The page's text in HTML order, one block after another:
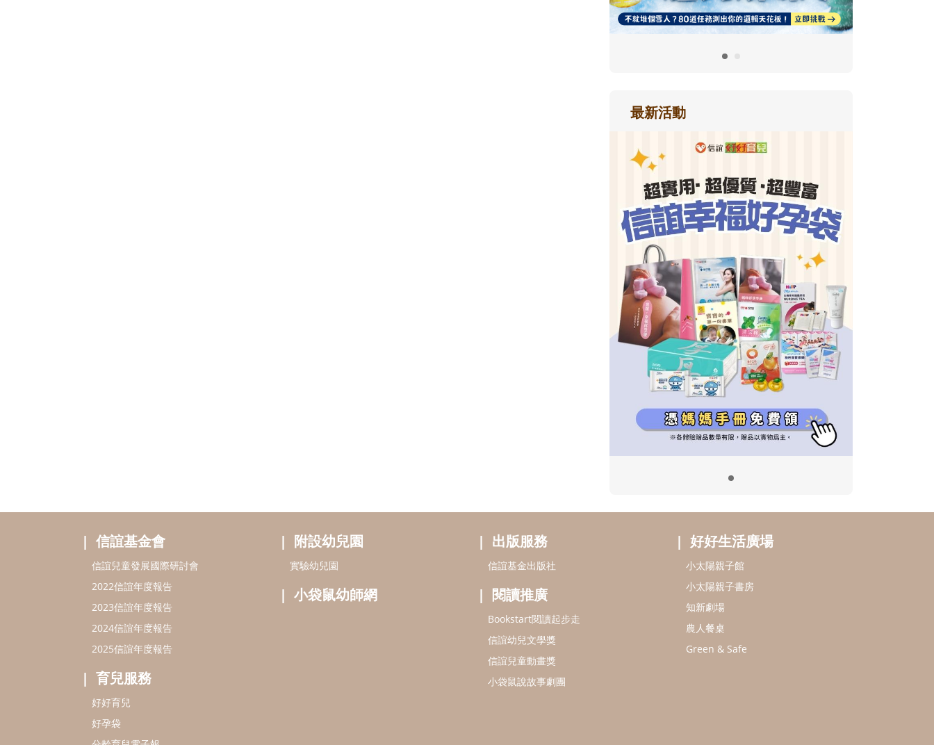
最新活動
信誼基金會
信誼兒童發展國際研討會
2022信誼年度報告
2023信誼年度報告
2024信誼年度報告
2025信誼年度報告
育兒服務
好好育兒
好孕袋
附設幼兒園
實驗幼兒園
小袋鼠幼師網
出版服務
信誼基金出版社
閱讀推廣
Bookstart閱讀起步走
信誼幼兒文學獎
信誼兒童動畫獎
小袋鼠說故事劇團
好好生活廣場
小太陽親子館
小太陽親子書房
知新劇場
農人餐桌
Green & Safe